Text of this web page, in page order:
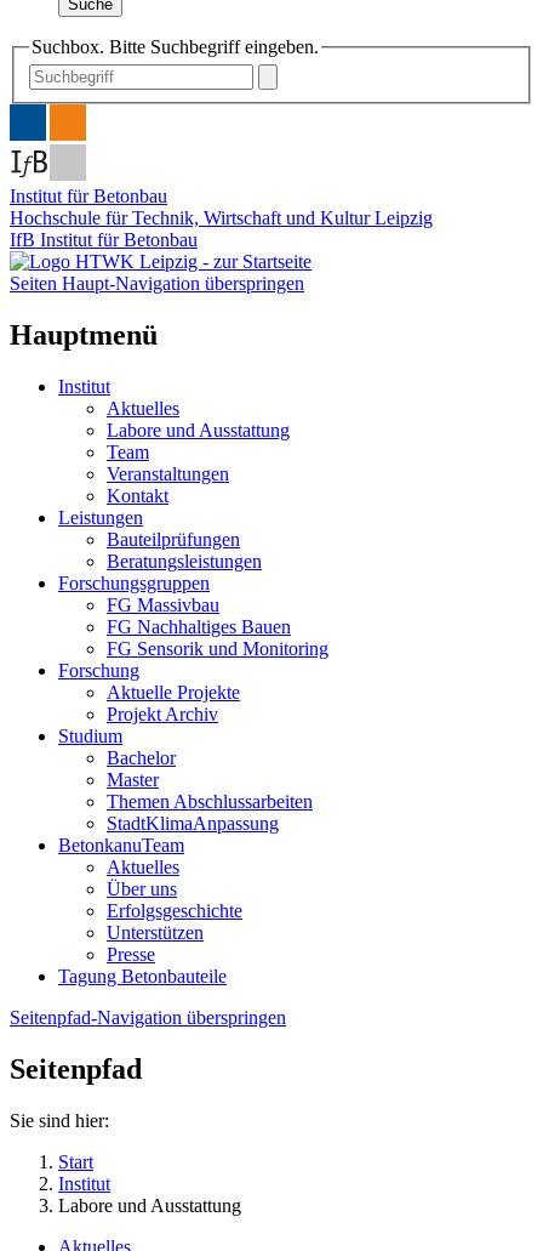
Suche
Suchbox. Bitte Suchbegriff eingeben.
Institut für Betonbau
Hochschule für Technik, Wirtschaft und Kultur Leipzig
IfB Institut für Betonbau
Seiten Haupt-Navigation überspringen
Hauptmenü
Institut
Aktuelles
Labore und Ausstattung
Team
Veranstaltungen
Kontakt
Leistungen
Bauteilprüfungen
Beratungsleistungen
Forschungsgruppen
FG Massivbau
FG Nachhaltiges Bauen
FG Sensorik und Monitoring
Forschung
Aktuelle Projekte
Projekt Archiv
Studium
Bachelor
Master
Themen Abschlussarbeiten
StadtKlimaAnpassung
BetonkanuTeam
Aktuelles
Über uns
Erfolgsgeschichte
Unterstützen
Presse
Tagung Betonbauteile
Seitenpfad-Navigation überspringen
Seitenpfad
Sie sind hier:
Start
Institut
Labore und Ausstattung
Aktuelles